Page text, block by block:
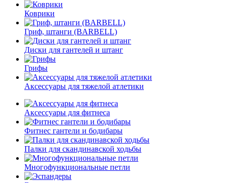
Коврики
Гриф, штанги (BARBELL)
Диски для гантелей и штанг
Грифы
Аксессуары для тяжелой атлетики
Аксессуары для фитнеса
Фитнес гантели и бодибары
Палки для скандинавской ходьбы
Многофункциональные петли